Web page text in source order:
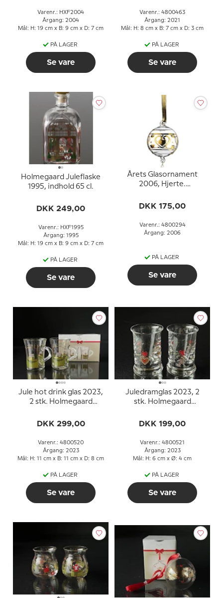
Varenr.: HXF2004
Årgang: 2004
Mål: H: 19 cm x B: 9 cm x D: 7 cm
PÅ LAGER
Se vare
Varenr.: 4800463
Årgang: 2021
Mål: H: 8 cm x B: 7 cm x D: 3 cm
PÅ LAGER
Se vare
Holmegaard Juleflaske
1995, indhold 65 cl.
DKK 249,00
Varenr.: HXF1995
Årgang: 1995
Mål: H: 19 cm x B: 9 cm x D: 7 cm
PÅ LAGER
Se vare
Årets Glasornament
2006, Hjerte.
DKK 175,00
Varenr.: 4800294
Årgang: 2006
PÅ LAGER
Se vare
Jule hot drink glas 2023,
2 stk. Holmegaard
DKK 299,00
Varenr.: 4800520
Årgang: 2023
Mål: H: 11 cm x B: 11 cm x D: 8 cm
PÅ LAGER
Se vare
Juledramglas 2023, 2
stk. Holmegaard
DKK 199,00
Varenr.: 4800521
Årgang: 2023
Mål: H: 6 cm x Ø: 4 cm
PÅ LAGER
Se vare